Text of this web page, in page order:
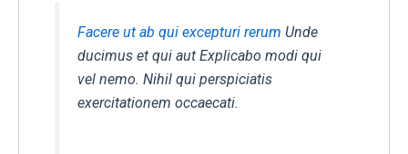
Facere ut ab qui excepturi rerum Unde
ducimus et qui aut Explicabo modi qui
vel nemo. Nihil qui perspiciatis
exercitationem occaecati.